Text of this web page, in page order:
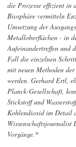
die Prozesse effizient in
Biosphäre vermitteln
Umsetzung der
Metalloberflächen - in
Aufeinandertreffen und
Fall die einzelnen
mit neuen Methoden
werden. Gerhard Ertl,
Planck-Gesellschaft,
Stickstoff und
Kohlendioxid im Detail
Wissenschaftsjournalist
Vorgänge.*